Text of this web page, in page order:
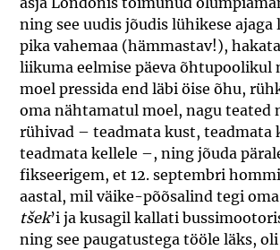
ning see uudis jõudis lühikese ajaga
pika vahemaa (hämmastav!),
liikuma eelmise päeva õhtupoolikul
moel pressida end läbi öise õhu,
oma nähtamatul moel, nagu teated
rühivad – teadmata kust, teadmata
teadmata kellele –, ning jõuda
fikseerigem, et 12. septembri
aastal, mil väike-põõsalind tegi oma
tšek’i ja kusagil kallati
ning see paugatustega tööle läks,